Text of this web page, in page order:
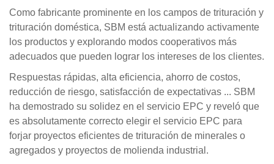
Como fabricante prominente en los campos de trituración y
trituración doméstica, SBM está actualizando activamente
los productos y explorando modos cooperativos más
adecuados que pueden lograr los intereses de los clientes.
Respuestas rápidas, alta eficiencia, ahorro de costos,
reducción de riesgo, satisfacción de expectativas ... SBM
ha demostrado su solidez en el servicio EPC y reveló que
es absolutamente correcto elegir el servicio EPC para
forjar proyectos eficientes de trituración de minerales o
agregados y proyectos de molienda industrial.